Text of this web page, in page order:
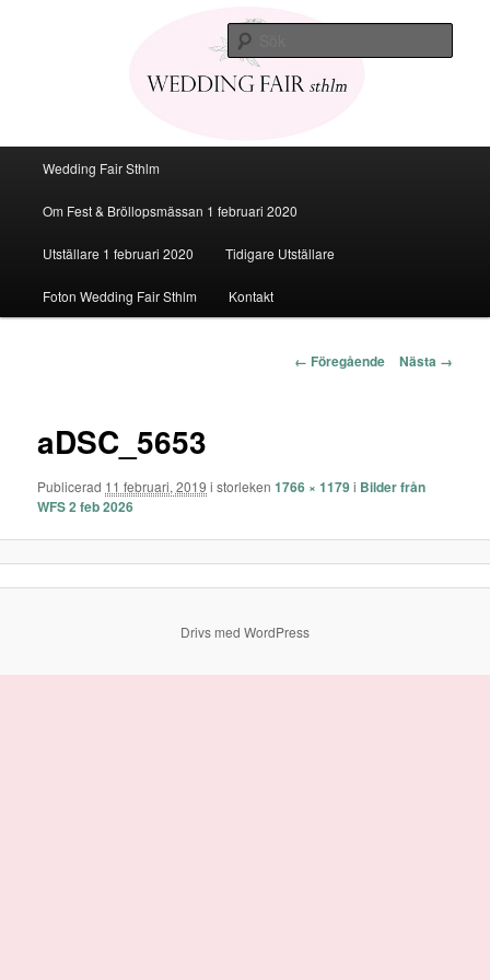
Bröllopsmässa Stockholm 2020
Hoppa
till
huvudinnehåll
Wedding Fair Sthlm
Om Fest & Bröllopsmässan 1 februari 2020
Utställare 1 februari 2020 Tidigare Utställare
Foton Wedding Fair Sthlm Kontakt
Bildnavigering
← Föregående Nästa →
aDSC_5653
Publicerad 11 februari, 2019 i storleken1766 × 1179i Bilder från
WFS 2 feb 2026
Drivs med WordPress